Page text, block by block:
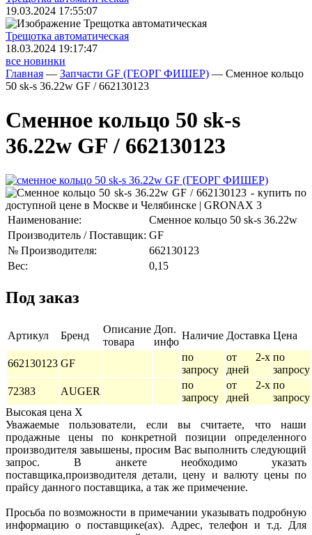
19.03.2024 17:55:07
Трещoтка автоматическая
18.03.2024 19:17:47
все новинки
Главная — Запчасти GF (ГЕОРГ ФИШЕР) — Сменное кольцо
50 sk-s 36.22w GF / 662130123
Сменное кольцо 50 sk-s
36.22w GF / 662130123
Наименование:
Сменное кольцо 50 sk-s 36.22w
Производитель / Поставщик: GF
№ Производителя:
662130123
Вес:
0,15
Под заказ
Артикул Бренд
Описание
товара
Доп.
инфо
Наличие Доставка Цена
662130123 GF
по
запросу
от 2-х
дней
по
запросу
72383
AUGER
по
запросу
от 2-х
дней
по
запросу
Высокая цена X
Уважаемые пользователи, если вы считаете, что наши
продажные цены по конкретной позиции определенного
производителя завышены, просим Вас выполнить следующий
запрос. В анкете необходимо указать
поставщика,производителя детали, цену и валюту цены по
прайсу данного поставщика, а так же примечение.
Просьба по возможности в примечании указывать подробную
информацию о поставщике(ах). Адрес, телефон и т.д. Для